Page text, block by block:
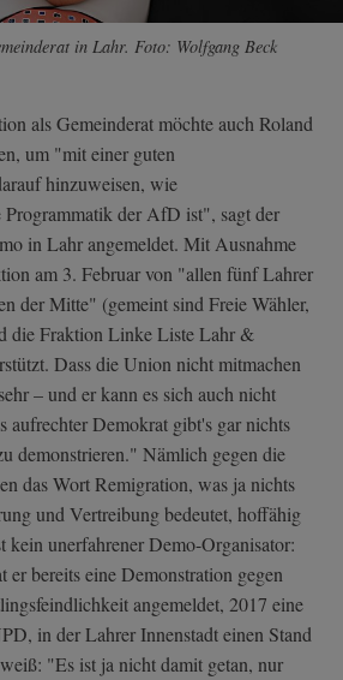
in Lahr. Foto: Wolfgang Beck
als Gemeinderat möchte auch Roland
um "mit einer guten
hinzuweisen, wie
der AfD ist", sagt der
in Lahr angemeldet. Mit Ausnahme
am 3. Februar von "allen fünf Lahrer
der Mitte" (gemeint sind Freie Wähler,
die Fraktion Linke Liste Lahr &
Dass die Union nicht mitmachen
– und er kann es sich auch nicht
Demokrat gibt's gar nichts
demonstrieren." Nämlich gegen die
das Wort Remigration, was ja nichts
und Vertreibung bedeutet, hoffähig
kein unerfahrener Demo-Organisator:
er bereits eine Demonstration gegen
angemeldet, 2017 eine
in der Lahrer Innenstadt einen Stand
"Es ist ja nicht damit getan, nur